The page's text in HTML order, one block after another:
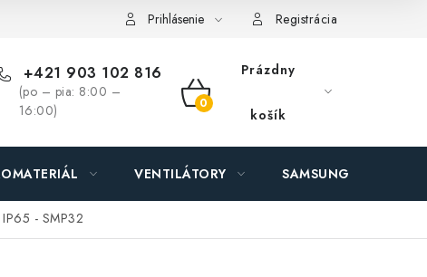
O nás - MEGALED & JANTON Zákamenné Zľavy pre profíkov
Prihlásenie Registrácia
+421 903 102 816
(po – pia: 8:00 –
16:00)
NÁKUPNÝ
KOŠÍK
Prázdny
košík
VENTILÁTORY SAMSUNG SVIETIDLÁ
- SMP32